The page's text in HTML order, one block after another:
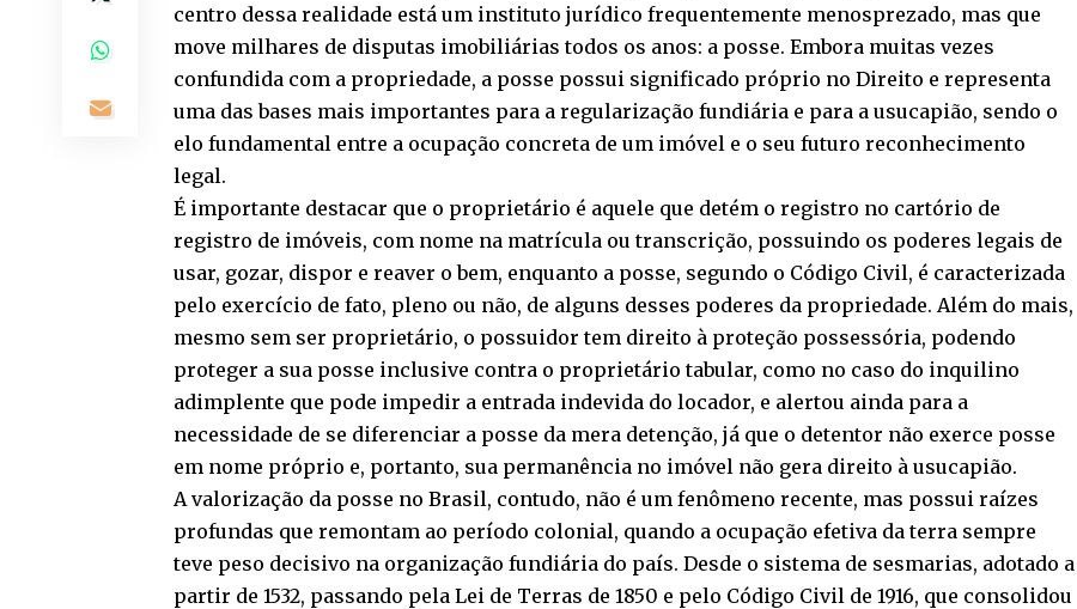
centro dessa realidade está um instituto jurídico frequentemente menosprezado, mas que
move milhares de disputas imobiliárias todos os anos: a posse. Embora muitas vezes
confundida com a propriedade, a posse possui significado próprio no Direito e representa
uma das bases mais importantes para a regularização fundiária e para a usucapião, sendo o
elo fundamental entre a ocupação concreta de um imóvel e o seu futuro reconhecimento
legal.
É importante destacar que o proprietário é aquele que detém o registro no cartório de
registro de imóveis, com nome na matrícula ou transcrição, possuindo os poderes legais de
usar, gozar, dispor e reaver o bem, enquanto a posse, segundo o Código Civil, é caracterizada
pelo exercício de fato, pleno ou não, de alguns desses poderes da propriedade. Além do mais,
mesmo sem ser proprietário, o possuidor tem direito à proteção possessória, podendo
proteger a sua posse inclusive contra o proprietário tabular, como no caso do inquilino
adimplente que pode impedir a entrada indevida do locador, e alertou ainda para a
necessidade de se diferenciar a posse da mera detenção, já que o detentor não exerce posse
em nome próprio e, portanto, sua permanência no imóvel não gera direito à usucapião.
A valorização da posse no Brasil, contudo, não é um fenômeno recente, mas possui raízes
profundas que remontam ao período colonial, quando a ocupação efetiva da terra sempre
teve peso decisivo na organização fundiária do país. Desde o sistema de sesmarias, adotado a
partir de 1532, passando pela Lei de Terras de 1850 e pelo Código Civil de 1916, que consolidou